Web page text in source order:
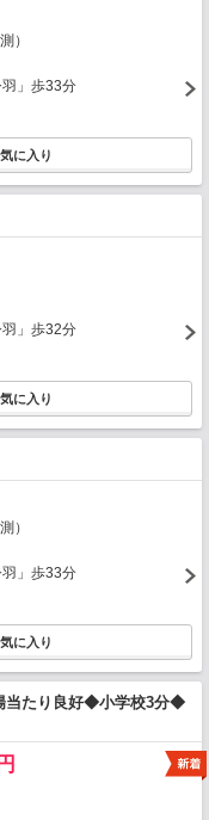
）
」歩33分
」歩32分
）
」歩33分
当たり良好◆小学校3分◆